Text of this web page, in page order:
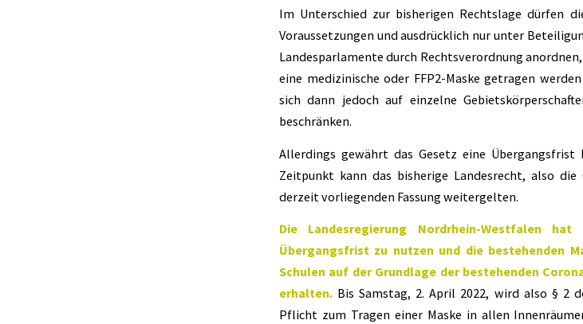
Im Unterschied zur bisherigen Rechtslage dürfen
Voraussetzungen und ausdrücklich nur unter
Landesparlamente durch Rechtsverordnung
eine medizinische oder FFP2-Maske getragen
sich dann jedoch auf einzelne
beschränken.
Allerdings gewährt das Gesetz eine
Zeitpunkt kann das bisherige Landesrecht, also die
derzeit vorliegenden Fassung weitergelten.
Die Landesregierung Nordrhein-Westfalen
Übergangsfrist zu nutzen und die bestehenden
Schulen auf der Grundlage der bestehenden
erhalten. Bis Samstag, 2. April 2022, wird also § 2
Pflicht zum Tragen einer Maske in allen